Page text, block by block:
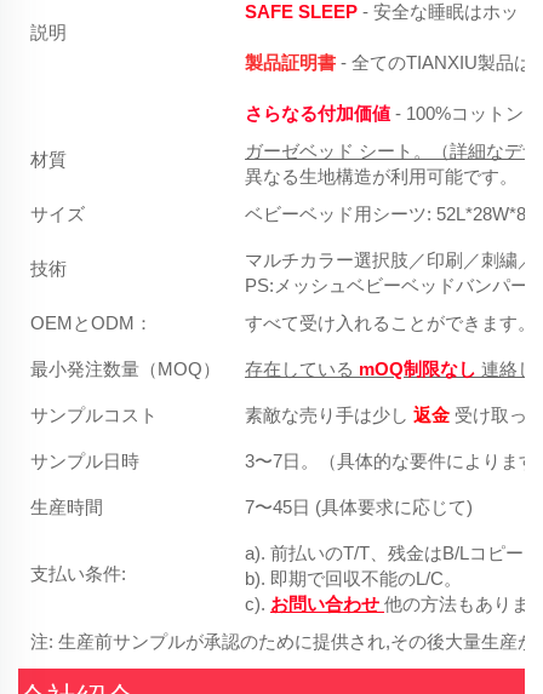
説明
SAFE SLEEP - 安全な睡眠はホッ
製品証明書 - 全てのTIANXIU製品は
さらなる付加価値 - 100%コットン
材質 ガーゼベッド シート。（詳細なデ
異なる生地構造が利用可能です。
サイズ
ベビーベッド用シーツ:
技術
マルチカラー選択肢／印刷／刺繍
PS:メッシュベビーベッドバンパー
OEMとODM：
すべて受け入れることができます
最小発注数量（MOQ） 存在している mOQ制限なし 連絡し
サンプルコスト 素敵な売り手は少し 返金 受け取っ
サンプル日時 3〜7日。（具体的な要件によります
生産時間 7〜45日 (具体要求に応じて)
支払い条件:
a). 前払いのT/T、残金はB/Lコピー
b). 即期で回収不能のL/C。
c). お問い合わせ 他の方法もありま
注: 生産前サンプルが承認のために提供され,その後大量生産が